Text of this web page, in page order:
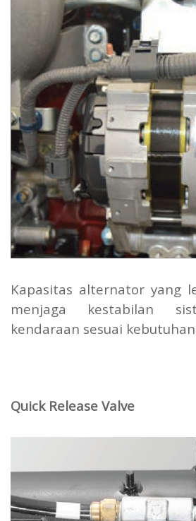
Kapasitas alternator yang
menjaga kestabilan
kendaraan sesuai
Quick Release Valve